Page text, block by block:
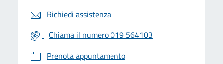
Richiedi assistenza
Chiama il numero 019 564103
Prenota appuntamento